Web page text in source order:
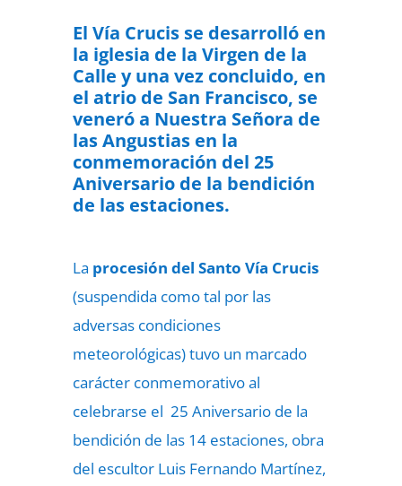
El Vía Crucis se desarrolló en
la iglesia de la Virgen de la
Calle y una vez concluido, en
el atrio de San Francisco, se
veneró a Nuestra Señora de
las Angustias en la
conmemoración del 25
Aniversario de la bendición
de las estaciones.
La procesión del Santo Vía Crucis
(suspendida como tal por las
adversas condiciones
meteorológicas) tuvo un marcado
carácter conmemorativo al
celebrarse el 25 Aniversario de la
bendición de las 14 estaciones, obra
del escultor Luis Fernando Martínez,